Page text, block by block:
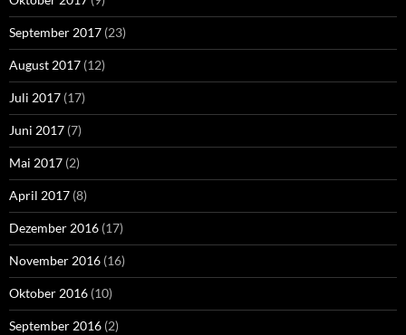
September 2017 (23)
August 2017 (12)
Juli 2017 (17)
Juni 2017 (7)
Mai 2017 (2)
April 2017 (8)
Dezember 2016 (17)
November 2016 (16)
Oktober 2016 (10)
September 2016 (2)